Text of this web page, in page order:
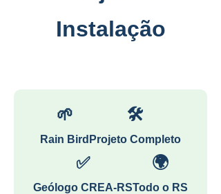
Instalação
🌱
Rain Bird
🛠
Projeto Completo
✅
Geólogo CREA-RS
🌍
Todo o RS